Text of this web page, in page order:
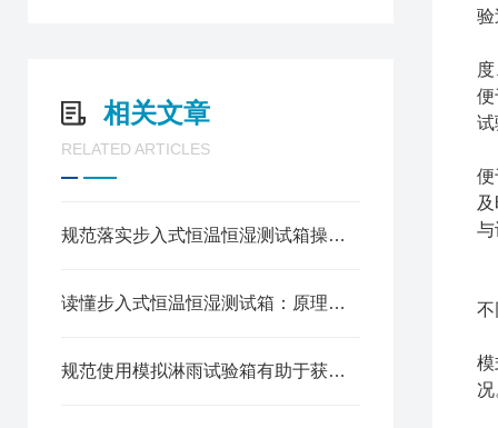
相关文章
RELATED ARTICLES
规范落实步入式恒温恒湿测试箱操作流程保障测试数据精准可靠
读懂步入式恒温恒湿测试箱：原理与特点解析
规范使用模拟淋雨试验箱有助于获取准确的测试数据
验
便
试
便
与
不
模